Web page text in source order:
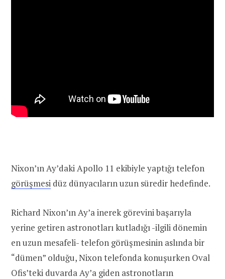
Nixon’ın Ay’daki Apollo 11 ekibiyle yaptığı telefon
görüşmesi düz dünyacıların uzun süredir hedefinde.
Richard Nixon’ın Ay’a inerek görevini başarıyla
yerine getiren astronotları kutladığı -ilgili dönemin
en uzun mesafeli- telefon görüşmesinin aslında bir
“dümen” olduğu, Nixon telefonda konuşurken Oval
Ofis’teki duvarda Ay’a giden astronotların